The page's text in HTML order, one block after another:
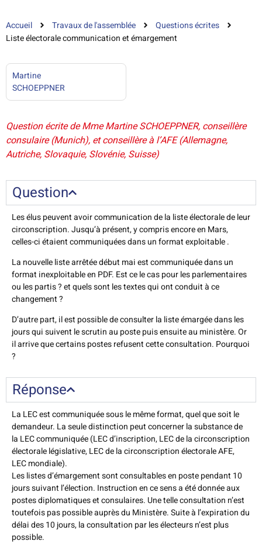
Accueil Travaux de l'assemblée
Questions écrites
Liste électorale communication et émargement
Martine
SCHOEPPNER
Question écrite de Mme Martine SCHOEPPNER, conseillère
consulaire (Munich), et conseillère à l’AFE (Allemagne,
Autriche, Slovaquie, Slovénie, Suisse)
Question
Les élus peuvent avoir communication de la liste électorale de leur
circonscription. Jusqu’à présent, y compris encore en Mars,
celles-ci étaient communiquées dans un format exploitable .
La nouvelle liste arrêtée début mai est communiquée dans un
format inexploitable en PDF. Est ce le cas pour les parlementaires
ou les partis ? et quels sont les textes qui ont conduit à ce
changement ?
D’autre part, il est possible de consulter la liste émargée dans les
jours qui suivent le scrutin au poste puis ensuite au ministère. Or
il arrive que certains postes refusent cette consultation. Pourquoi
?
Réponse
La LEC est communiquée sous le même format, quel que soit le
demandeur. La seule distinction peut concerner la substance de
la LEC communiquée (LEC d’inscription, LEC de la circonscription
électorale législative, LEC de la circonscription électorale AFE,
LEC mondiale).
Les listes d’émargement sont consultables en poste pendant 10
jours suivant l’élection. Instruction en ce sens a été donnée aux
postes diplomatiques et consulaires. Une telle consultation n’est
toutefois pas possible auprès du Ministère. Suite à l’expiration du
délai des 10 jours, la consultation par les électeurs n’est plus
possible.